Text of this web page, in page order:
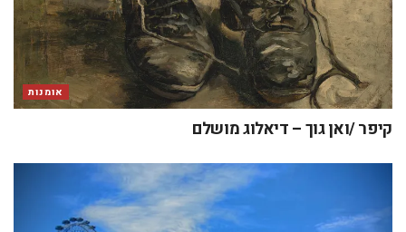
אומנות
קיפר /ואן גוך – דיאלוג מושלם